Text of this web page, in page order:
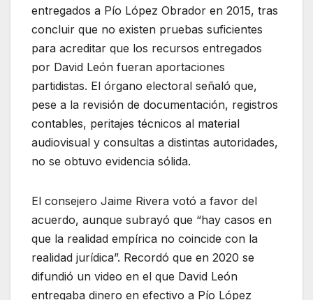
entregados a Pío López Obrador en 2015, tras
concluir que no existen pruebas suficientes
para acreditar que los recursos entregados
por David León fueran aportaciones
partidistas. El órgano electoral señaló que,
pese a la revisión de documentación, registros
contables, peritajes técnicos al material
audiovisual y consultas a distintas autoridades,
no se obtuvo evidencia sólida.
El consejero Jaime Rivera votó a favor del
acuerdo, aunque subrayó que “hay casos en
que la realidad empírica no coincide con la
realidad jurídica”. Recordó que en 2020 se
difundió un video en el que David León
entregaba dinero en efectivo a Pío López